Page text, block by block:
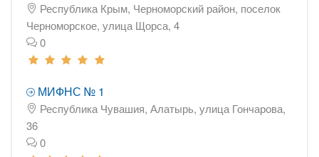
Республика Крым, Черноморский район, поселок
Черноморское, улица Щорса, 4
0
МИФНС № 1
Республика Чувашия, Алатырь, улица Гончарова,
36
0